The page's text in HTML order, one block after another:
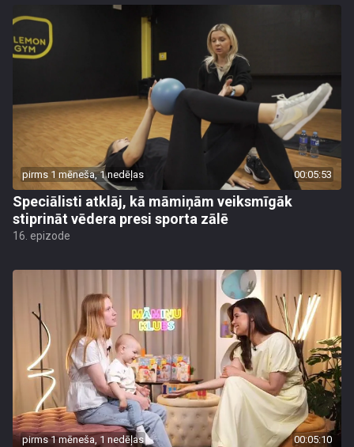
pirms 1 mēneša, 1 nedēļas 00:05:53
Speciālisti atklāj, kā māmiņām veiksmīgāk
stiprināt vēdera presi sporta zālē
16. epizode
pirms 1 mēneša, 1 nedēļas 00:05:10